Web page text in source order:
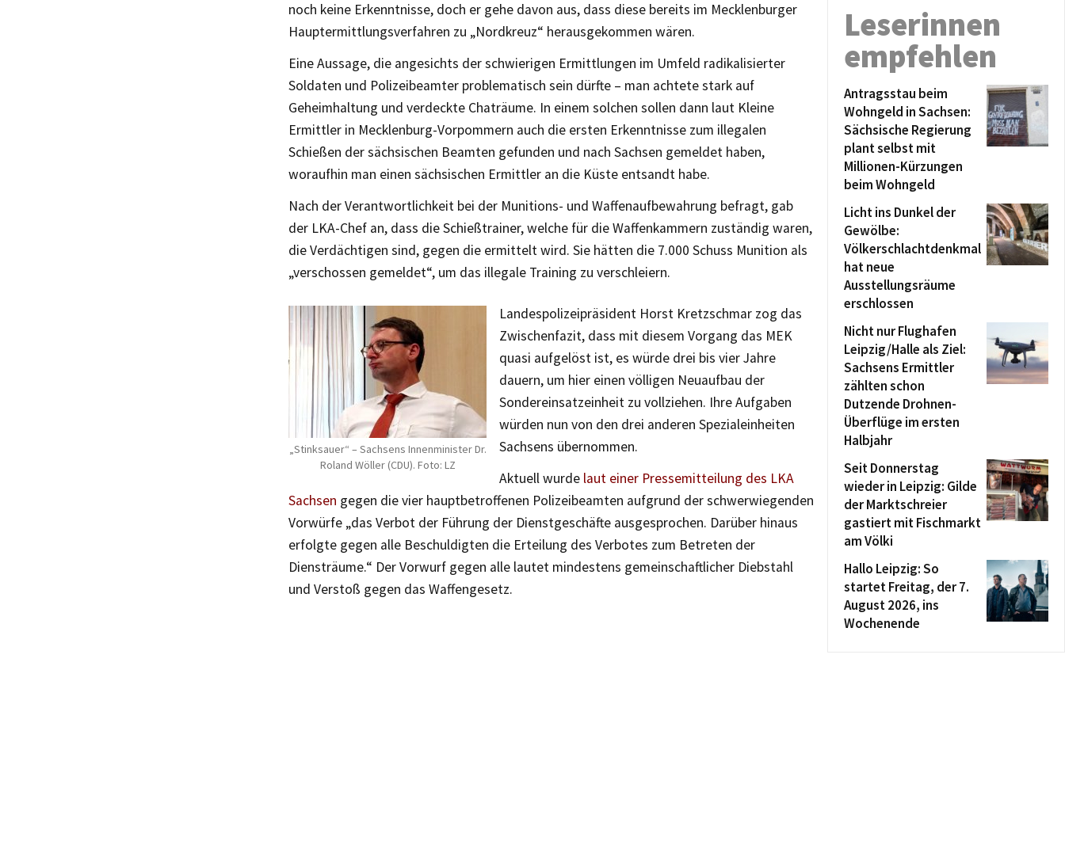
noch keine Erkenntnisse, doch er gehe davon aus, dass diese bereits im Mecklenburger
Hauptermittlungsverfahren zu „Nordkreuz“ herausgekommen wären.
Eine Aussage, die angesichts der schwierigen Ermittlungen im Umfeld radikalisierter
Soldaten und Polizeibeamter problematisch sein dürfte – man achtete stark auf
Geheimhaltung und verdeckte Chaträume. In einem solchen sollen dann laut Kleine
Ermittler in Mecklenburg-Vorpommern auch die ersten Erkenntnisse zum illegalen
Schießen der sächsischen Beamten gefunden und nach Sachsen gemeldet haben,
woraufhin man einen sächsischen Ermittler an die Küste entsandt habe.
Nach der Verantwortlichkeit bei der Munitions- und Waffenaufbewahrung befragt, gab
der LKA-Chef an, dass die Schießtrainer, welche für die Waffenkammern zuständig waren,
die Verdächtigen sind, gegen die ermittelt wird. Sie hätten die 7.000 Schuss Munition als
„verschossen gemeldet“, um das illegale Training zu verschleiern.
„Stinksauer“ – Sachsens Innenminister Dr.
Roland Wöller (CDU). Foto: LZ
Landespolizeipräsident Horst Kretzschmar zog das
Zwischenfazit, dass mit diesem Vorgang das MEK
quasi aufgelöst ist, es würde drei bis vier Jahre
dauern, um hier einen völligen Neuaufbau der
Sondereinsatzeinheit zu vollziehen. Ihre Aufgaben
würden nun von den drei anderen Spezialeinheiten
Sachsens übernommen.
Aktuell wurde laut einer Pressemitteilung des LKA
Sachsen gegen die vier hauptbetroffenen Polizeibeamten aufgrund der schwerwiegenden
Vorwürfe „das Verbot der Führung der Dienstgeschäfte ausgesprochen. Darüber hinaus
erfolgte gegen alle Beschuldigten die Erteilung des Verbotes zum Betreten der
Diensträume.“ Der Vorwurf gegen alle lautet mindestens gemeinschaftlicher Diebstahl
und Verstoß gegen das Waffengesetz.
Leserinnen
empfehlen
Antragsstau beim
Wohngeld in Sachsen:
Sächsische Regierung
plant selbst mit
Millionen-Kürzungen
beim Wohngeld
Licht ins Dunkel der
Gewölbe:
Völkerschlachtdenkmal
hat neue
Ausstellungsräume
erschlossen
Nicht nur Flughafen
Leipzig/Halle als Ziel:
Sachsens Ermittler
zählten schon
Dutzende Drohnen-
Überflüge im ersten
Halbjahr
Seit Donnerstag
wieder in Leipzig: Gilde
der Marktschreier
gastiert mit Fischmarkt
am Völki
Hallo Leipzig: So
startet Freitag, der 7.
August 2026, ins
Wochenende